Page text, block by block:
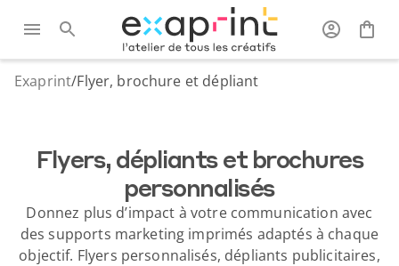
Exaprint/Flyer, brochure et dépliant
Flyers, dépliants et brochures
personnalisés
Donnez plus d’impact à votre communication avec
des supports marketing imprimés adaptés à chaque
objectif. Flyers personnalisés, dépliants publicitaires,